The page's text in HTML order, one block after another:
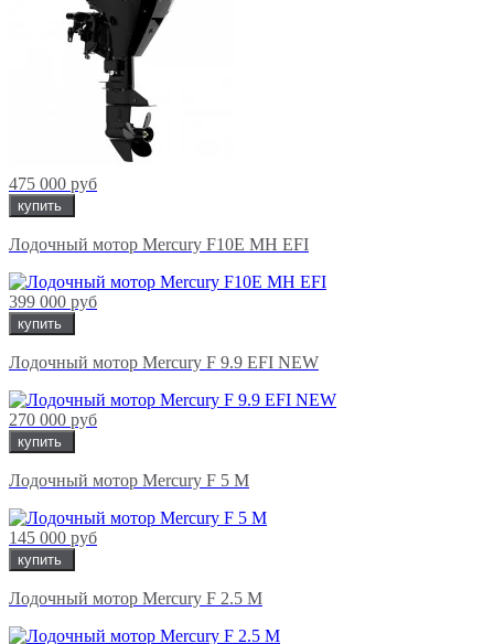
475 000 руб
купить
Лодочный мотор Mercury F10E MH EFI
399 000 руб
купить
Лодочный мотор Mercury F 9.9 EFI NEW
270 000 руб
купить
Лодочный мотор Mercury F 5 M
145 000 руб
купить
Лодочный мотор Mercury F 2.5 M